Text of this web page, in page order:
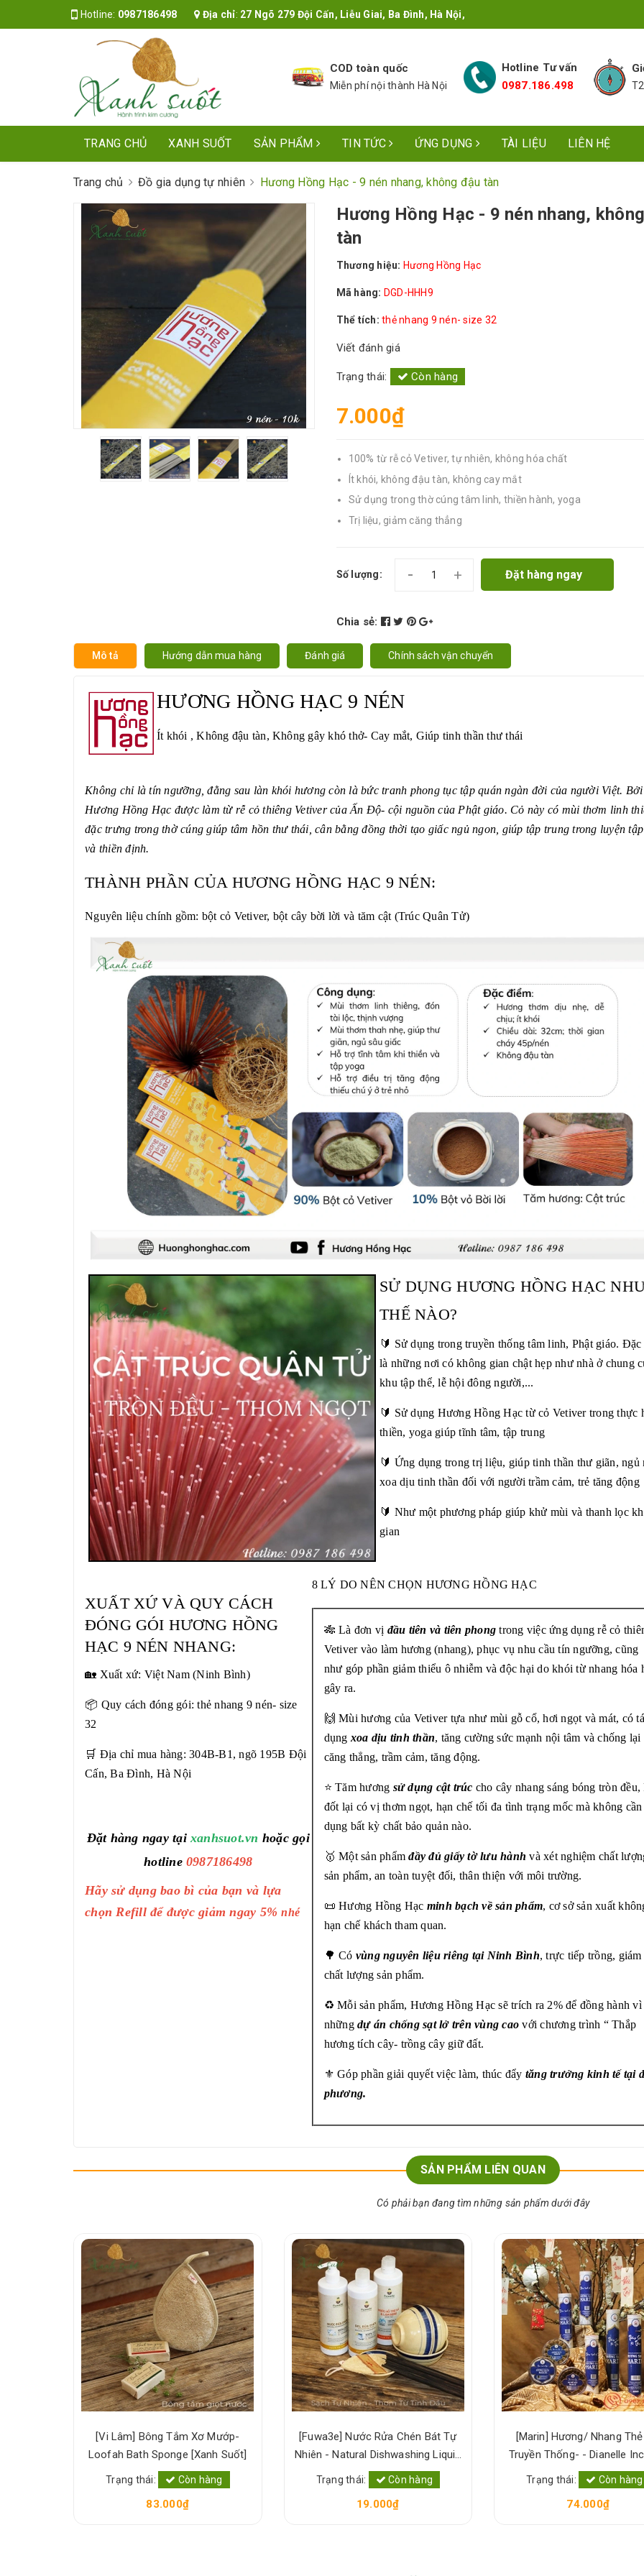
Hotline: 0987186498 Địa chỉ: 27 Ngõ 279 Đội Cấn, Liễu Giai, Ba Đình, Hà Nội,
COD toàn quốc
Miễn phí nội thành Hà Nội
Hotline Tư vấn
0987.186.498
TRANG CHỦ XANH SUỐT SẢN PHẨM TIN TỨC ỨNG DỤNG TÀI LIỆU LIÊN HỆ
Trang chủ Đồ gia dụng tự nhiên Hương Hồng Hạc - 9 nén nhang, không đậu tàn
Hương Hồng Hạc - 9 nén nhang,
tàn
Thương hiệu: Hương Hồng Hạc
Mã hàng: DGD-HHH9
Thể tích: thẻ nhang 9 nén- size 32
Viết đánh giá
Trạng thái: Còn hàng
7.000₫
100% từ rễ cỏ Vetiver, tự nhiên, không hóa chất
Ít khói, không đậu tàn, không cay mắt
Sử dụng trong thờ cúng tâm linh, thiền hành, yoga
Trị liệu, giảm căng thẳng
Số lượng: - + Đặt hàng ngay
Chia sẻ:
Mô tả Hướng dẫn mua hàng Đánh giá Chính sách vận chuyển
HƯƠNG HỒNG HẠC 9 NÉN
Ít khói , Không đậu tàn, Không gây khó thở- Cay mắt, Giúp tinh thần thư thái
Không chỉ là tín ngưỡng, đằng sau làn khói hương còn là bức tranh phong tục tập quán ngàn đời của người Việt. Bởi
Hương Hồng Hạc được làm từ rễ cỏ thiêng Vetiver của Ấn Độ- cội nguồn của Phật giáo. Cỏ này có mùi thơm linh
đặc trưng trong thờ cúng giúp tâm hồn thư thái, cân bằng đồng thời tạo giấc ngủ ngon, giúp tập trung trong luyện
và thiền định.
THÀNH PHẦN CỦA HƯƠNG HỒNG HẠC 9 NÉN:
Nguyên liệu chính gồm: bột cỏ Vetiver, bột cây bời lời và tăm cật (Trúc Quân Tử)
8 LÝ DO NÊN CHỌN HƯƠNG HỒNG HẠC
🎋 Là đơn vị đầu tiên và tiên phong trong việc ứng dụng rễ cỏ
Vetiver vào làm hương (nhang), phục vụ nhu cầu tín ngưỡng, cũng
như góp phần giảm thiểu ô nhiễm và độc hại do khói từ nhang hóa
gây ra.
🙌 Mùi hương của Vetiver tựa như mùi gỗ cổ, hơi ngọt và mát, có
dụng xoa dịu tinh thần, tăng cường sức mạnh nội tâm và chống lại
căng thẳng, trầm cảm, tăng động.
⭐ Tăm hương sử dụng cật trúc cho cây nhang sáng bóng tròn
đốt lại có vị thơm ngọt, hạn chế tối đa tình trạng mốc mà không
dụng bất kỳ chất bảo quản nào.
🥇 Một sản phẩmđầy đủ giấy tờ lưu hành và xét nghiệm chất
sản phẩm, an toàn tuyệt đối, thân thiện với môi trường.
📜 Hương Hồng Hạc minh bạch về sản phẩm, cơ sở sản xuất
hạn chế khách tham quan.
🌳 Có vùng nguyên liệu riêng tại Ninh Bình, trực tiếp trồng, giám
chất lượng sản phẩm.
♻️ Mỗi sản phẩm, Hương Hồng Hạc sẽ trích ra 2% để đồng hành vì
những dự án chống sạt lở trên vùng cao với chương trình “ Thắp
hương tích cây- trồng cây giữ đất.
⚜️ Góp phần giải quyết việc làm, thúc đẩy tăng trưởng kinh tế tại
phương.
SỬ DỤNG HƯƠNG HỒNG HẠC
THẾ NÀO?
🔰 Sử dụng trong truyền thống tâm linh, Phật giáo. Đặc
là những nơi có không gian chật hẹp như nhà ở chung
khu tập thể, lễ hội đông người,...
🔰 Sử dụng Hương Hồng Hạc từ cỏ Vetiver trong thực
thiền, yoga giúp tĩnh tâm, tập trung
🔰 Ứng dụng trong trị liệu, giúp tinh thần thư giãn, ngủ
xoa dịu tinh thần đối với người trầm cảm, trẻ tăng động
🔰 Như một phương pháp giúp khử mùi và thanh lọc
gian
XUẤT XỨ VÀ QUY CÁCH
ĐÓNG GÓI HƯƠNG HỒNG
HẠC 9 NÉN NHANG:
🏡 Xuất xứ: Việt Nam (Ninh Bình)
📦 Quy cách đóng gói: thẻ nhang 9 nén- size
32
🛒 Địa chỉ mua hàng: 304B-B1, ngõ 195B Đội
Cấn, Ba Đình, Hà Nội
Đặt hàng ngay tạixanhsuot.vn hoặc gọi
hotline 0987186498
Hãy sử dụng bao bì của bạn và lựa
chọn Refill để được giảm ngay 5%nhé
SẢN PHẨM LIÊN QUAN
Có phải bạn đang tìm những sản phẩm dưới đây
[Vi Lâm] Bông Tắm Xơ Mướp-
Loofah Bath Sponge [Xanh Suốt]
Trạng thái: Còn hàng
83.000₫
[Fuwa3e] Nước Rửa Chén Bát Tự
Nhiên - Natural Dishwashing Liquid
[Xanh Suốt]
Trạng thái: Còn hàng
19.000₫
[Marin] Hương/ Nhang
Truyền Thống- -
Trạng thái: Còn hàng
74.000₫